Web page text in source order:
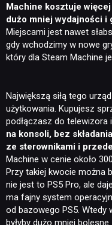
Machine kosztuje
dużo mniej wydajności i
Miejscami jest nawet
gdy wchodzimy w nowe
który dla Steam Machine
Największą siłą tego
użytkowania. Kupujesz
podłączasz do telewizora
na konsoli, bez
ze sterownikami i
Machine w cenie około
Przy takiej kwocie można
nie jest to PS5 Pro, ale
ma fajny system
od bazowego PS5.
byłyby dużo mniej bolesne.